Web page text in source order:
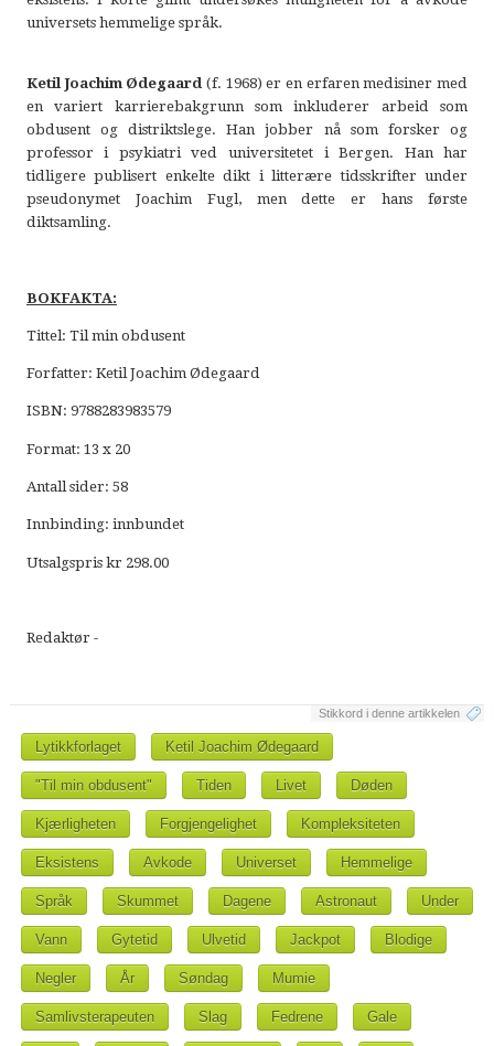
universets hemmelige språk.
Ketil Joachim Ødegaard (f. 1968) er en erfaren medisiner med
en variert karrierebakgrunn som inkluderer arbeid som
obdusent og distriktslege. Han jobber nå som forsker og
professor i psykiatri ved universitetet i Bergen. Han har
tidligere publisert enkelte dikt i litterære tidsskrifter under
pseudonymet Joachim Fugl, men dette er hans første
diktsamling.
BOKFAKTA:
Tittel: Til min obdusent
Forfatter: Ketil Joachim Ødegaard
ISBN: 9788283983579
Format: 13 x 20
Antall sider: 58
Innbinding: innbundet
Utsalgspris kr 298.00
Redaktør -
Stikkord i denne artikkelen
Lytikkforlaget Ketil Joachim Ødegaard
"Til min obdusent" Tiden Livet Døden
Kjærligheten Forgjengelighet Kompleksiteten
Eksistens Avkode Universet Hemmelige
Språk Skummet Dagene Astronaut Under
Vann Gytetid Ulvetid Jackpot Blodige
Negler År Søndag Mumie
Samlivsterapeuten Slag Fedrene Gale